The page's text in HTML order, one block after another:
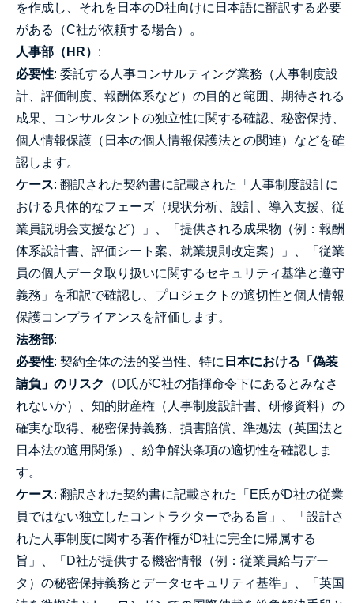
を作成し、それを日本のD社向けに日本語に翻訳する必要
がある（C社が依頼する場合）。
人事部（HR） :
必要性: 委託する人事コンサルティング業務（人事制度設
計、評価制度、報酬体系など）の目的と範囲、期待される
成果、コンサルタントの独立性に関する確認、秘密保持、
個人情報保護（日本の個人情報保護法との関連）などを確
認します。
ケース: 翻訳された契約書に記載された「人事制度設計に
おける具体的なフェーズ（現状分析、設計、導入支援、従
業員説明会支援など）」、「提供される成果物（例：報酬
体系設計書、評価シート案、就業規則改定案）」、「従業
員の個人データ取り扱いに関するセキュリティ基準と遵守
義務」を和訳で確認し、プロジェクトの適切性と個人情報
保護コンプライアンスを評価します。
法務部:
必要性: 契約全体の法的妥当性、特に 日本における「偽装
請負」のリスク
（D氏がC社の指揮命令下にあるとみなさ
れないか）、知的財産権（人事制度設計書、研修資料）の
確実な取得、秘密保持義務、損害賠償、準拠法（英国法と
日本法の適用関係）、紛争解決条項の適切性を確認しま
す。
ケース: 翻訳された契約書に記載された「E氏がD社の従業
員ではない独立したコントラクターである旨」、「設計さ
れた人事制度に関する著作権がD社に完全に帰属する
旨」、「D社が提供する機密情報（例：従業員給与デー
タ）の秘密保持義務とデータセキュリティ基準」、「英国